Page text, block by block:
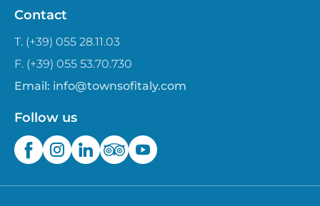
Contact
T. (+39) 055 28.11.03
F. (+39) 055 53.70.730
Email: info@townsofitaly.com
Follow us